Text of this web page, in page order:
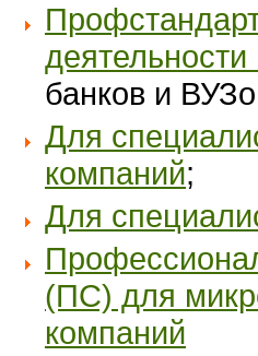
банков и
Для
компаний;
Для
(ПС) для
компаний